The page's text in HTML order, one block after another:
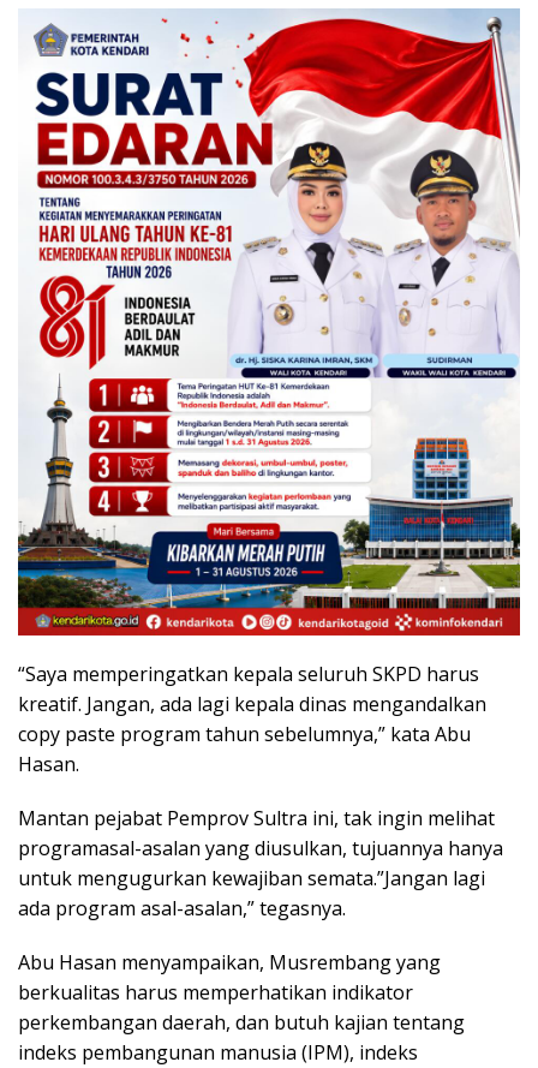
“Saya memperingatkan kepala seluruh SKPD harus
kreatif. Jangan, ada lagi kepala dinas mengandalkan
copy paste program tahun sebelumnya,” kata Abu
Hasan.
Mantan pejabat Pemprov Sultra ini, tak ingin melihat
programasal-asalan yang diusulkan, tujuannya hanya
untuk mengugurkan kewajiban semata.”Jangan lagi
ada program asal-asalan,” tegasnya.
Abu Hasan menyampaikan, Musrembang yang
berkualitas harus memperhatikan indikator
perkembangan daerah, dan butuh kajian tentang
indeks pembangunan manusia (IPM), indeks